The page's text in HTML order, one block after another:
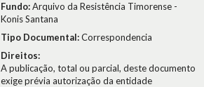
Fundo:Arquivo da Resistência Timorense -
Konis Santana
Tipo Documental:Correspondencia
Direitos:
A publicação, total ou parcial, deste documento
exige prévia autorização da entidade